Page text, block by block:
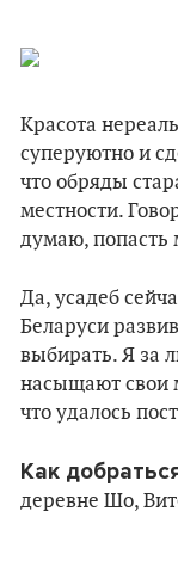
Красота
суперуютно и
что обряды
местности.
думаю, попасть
Да, усадеб
Беларуси
выбирать. Я за
насыщают свои
что удалось
Как
деревне Шо,